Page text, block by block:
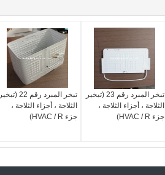
تبخر المبرد رقم 22 (تبخير
الثلاجة ، أجزاء الثلاجة ،
جزء HVAC / R)
تبخر المبرد رقم 23 (تبخير
الثلاجة ، أجزاء الثلاجة ،
جزء HVAC / R)